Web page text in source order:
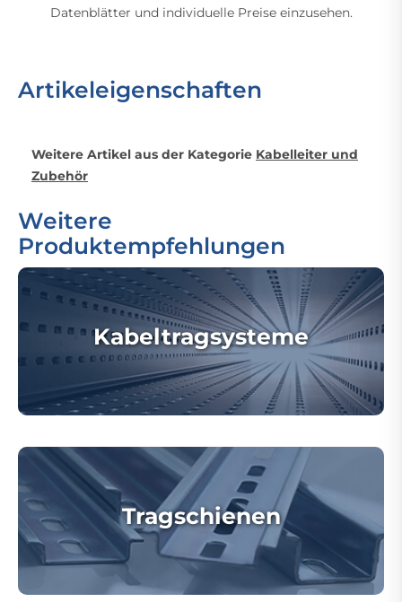
Datenblätter und individuelle Preise einzusehen.
Artikeleigenschaften
Weitere Artikel aus der Kategorie Kabelleiter und
Zubehör
Weitere
Produktempfehlungen
Kabeltragsysteme
Tragschienen